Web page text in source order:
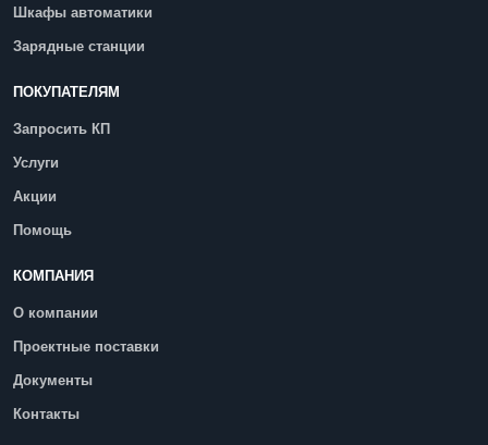
Шкафы автоматики
Зарядные станции
ПОКУПАТЕЛЯМ
Запросить КП
Услуги
Акции
Помощь
КОМПАНИЯ
О компании
Проектные поставки
Документы
Контакты